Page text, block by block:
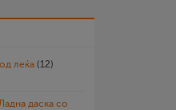
леќа (12)
даска со